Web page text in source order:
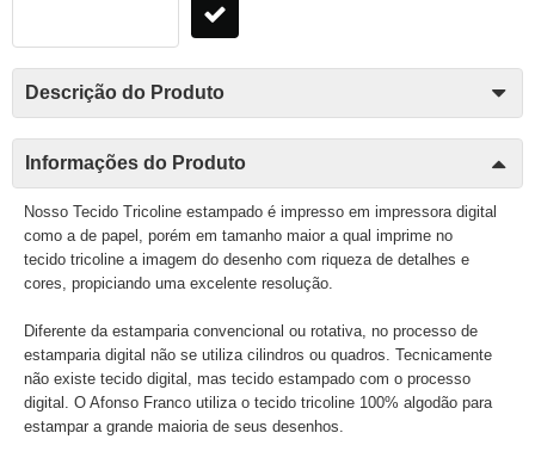
Descrição do Produto
Informações do Produto
Nosso Tecido Tricoline estampado é impresso em impressora digital
como a de papel, porém em tamanho maior a qual imprime no
tecido tricoline a imagem do desenho com riqueza de detalhes e
cores, propiciando uma excelente resolução.
Diferente da estamparia convencional ou rotativa, no processo de
estamparia digital não se utiliza cilindros ou quadros. Tecnicamente
não existe tecido digital, mas tecido estampado com o processo
digital. O Afonso Franco utiliza o tecido tricoline 100% algodão para
estampar a grande maioria de seus desenhos.